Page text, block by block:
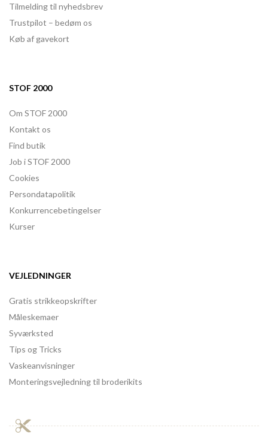
Tilmelding til nyhedsbrev
Trustpilot – bedøm os
Køb af gavekort
STOF 2000
Om STOF 2000
Kontakt os
Find butik
Job i STOF 2000
Cookies
Persondatapolitik
Konkurrencebetingelser
Kurser
VEJLEDNINGER
Gratis strikkeopskrifter
Måleskemaer
Syværksted
Tips og Tricks
Vaskeanvisninger
Monteringsvejledning til broderikits